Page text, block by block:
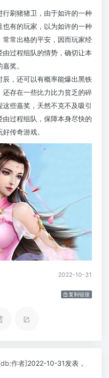
刷猪猪卫，由于如许的一种
有的玩家，以为如许的一种
常出格的平安，因而玩家经
过程组队的情势，确切让本
奖。
，还可以有概率能爆出黑铁
存在一些比力比力贫乏的碎
些嘉奖，天然不克不及吸引
过程组队，保障本身尽快的
传奇游戏。
2022-10-31
复制链接
作者]2022-10-31发表，